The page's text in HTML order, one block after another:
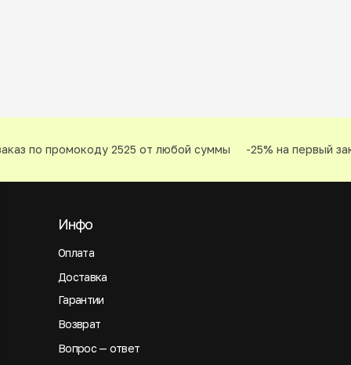
по промокоду 2525 от любой суммы -25% на первый
Оплата
Инфо
Доставка
Гарантии
Возврат
Вопрос — ответ